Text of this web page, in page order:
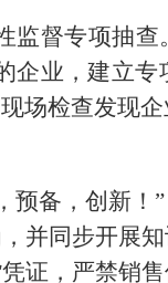
监督专项抽
企业，建立
场检查发现
预备，创新！
并同步开展
证，严禁销